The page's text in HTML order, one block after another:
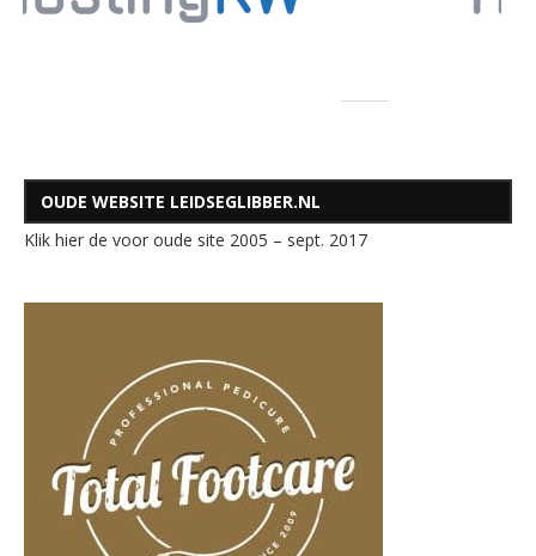
OUDE WEBSITE LEIDSEGLIBBER.NL
Klik hier de voor oude site 2005 – sept. 2017